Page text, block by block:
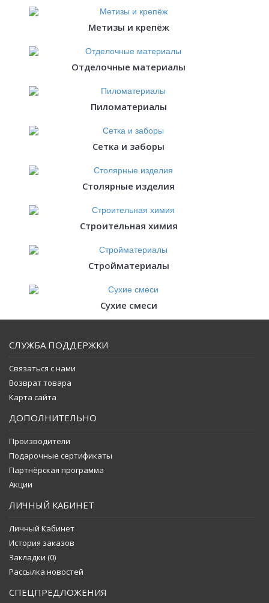
Метизы и крепёж
Отделочные материалы
Пиломатериалы
Сетка и заборы
Столярные изделия
Строительная химия
Стройматериалы
Сухие смеси
СЛУЖБА ПОДДЕРЖКИ
Связаться с нами
Возврат товара
Карта сайта
ДОПОЛНИТЕЛЬНО
Производители
Подарочные сертификаты
Партнёрская программа
Акции
ЛИЧНЫЙ КАБИНЕТ
Личный Кабинет
История заказов
Закладки (0)
Рассылка новостей
СПЕЦПРЕДЛОЖЕНИЯ